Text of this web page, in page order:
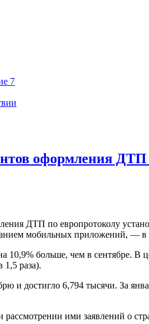
7
оформления ДТП
ДТП по европротоколу
мобильных приложений, — в
больше, чем в сентябре. В
1,5 раза).
достигло 6,794 тысячи. За
рассмотрении ими заявлений о